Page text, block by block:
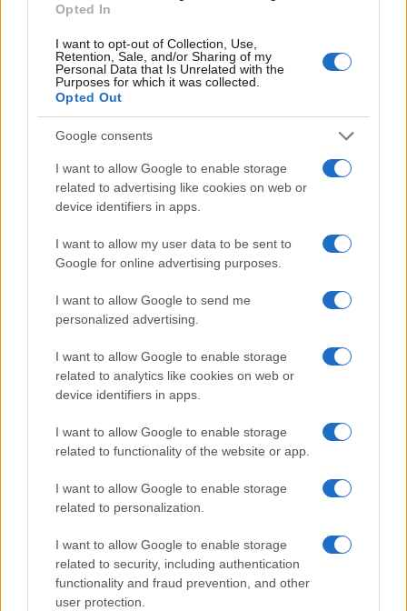
Opted In
I want to opt-out of Collection, Use,
Retention, Sale, and/or Sharing of my
Personal Data that Is Unrelated with the
Purposes for which it was collected.
Opted Out
Google consents
I want to allow Google to enable storage
related to advertising like cookies on web or
device identifiers in apps.
I want to allow my user data to be sent to
Google for online advertising purposes.
I want to allow Google to send me
personalized advertising.
I want to allow Google to enable storage
related to analytics like cookies on web or
device identifiers in apps.
I want to allow Google to enable storage
related to functionality of the website or app.
I want to allow Google to enable storage
related to personalization.
I want to allow Google to enable storage
related to security, including authentication
functionality and fraud prevention, and other
user protection.
Condividi l'articolo
F
a
ce
b
o
o
T
w
it
te
r
Pi
n
te
re
st
W
h
at
A
p
S
h
a
Articolo precedente
Prossimo articolo
NOTIZIE RECENTI
Jovanotti, Gabry Ponte e Alfa: Olbia ombelico del
mondo per una notte
Giorgia Meloni a La Maddalena, la vicesindaco:
“Orgoglio e discrezione per visita privata̶…
Incendio nella notte a Olbia, a fuoco due furgoni
A fuoco un deposito con bombole, intervento dei
Ristorante distrutto dalle fiamme a La
Maddalena, incendio a Monti d’à rena